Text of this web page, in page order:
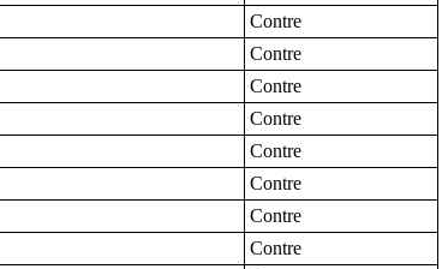
Contre
Contre
Contre
Contre
Contre
Contre
Contre
Contre